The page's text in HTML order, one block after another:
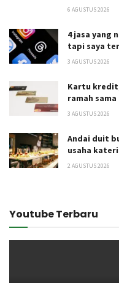
6 AGUSTUS 2026
4 jasa yang
tapi saya
3 AGUSTUS 2026
Kartu
ramah
3 AGUSTUS 2026
Andai duit
usaha
2 AGUSTUS 2026
Youtube Terbaru